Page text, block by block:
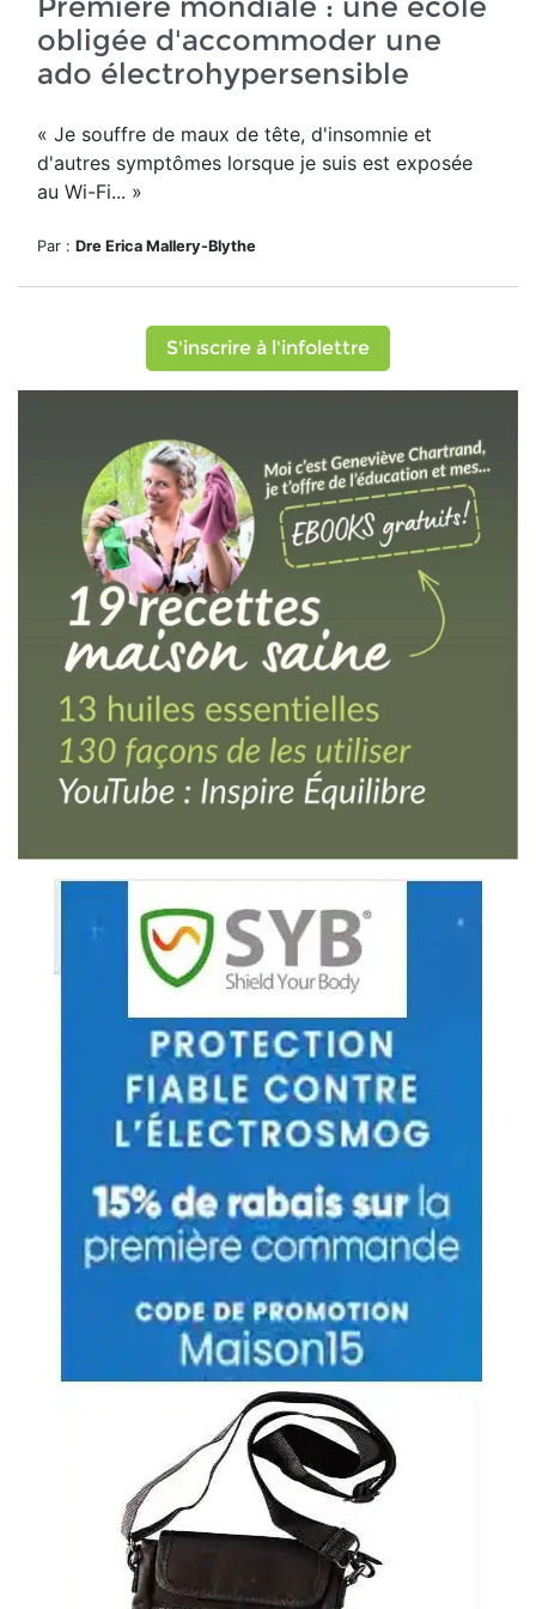
obligée d'accommoder une
ado électrohypersensible
« Je souffre de maux de tête, d'insomnie et
d'autres symptômes lorsque je suis est exposée
au Wi-Fi... »
Par : Dre Erica Mallery-Blythe
S'inscrire à l'infolettre